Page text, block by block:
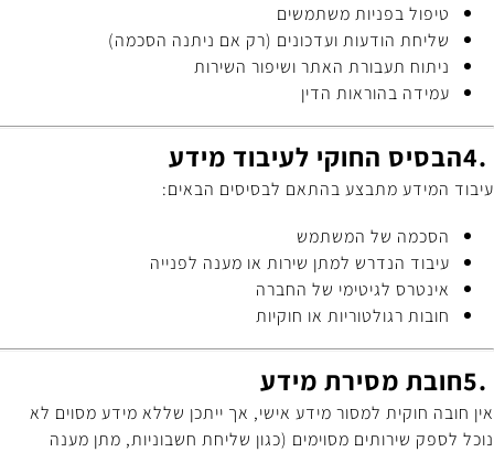
טיפול בפניות משתמשים
שליחת הודעות ועדכונים (רק אם ניתנה הסכמה)
ניתוח תעבורת האתר ושיפור השירות
עמידה בהוראות הדין
4.הבסיס החוקי לעיבוד מידע
עיבוד המידע מתבצע בהתאם לבסיסים הבאים:
הסכמה של המשתמש
עיבוד הנדרש למתן שירות או מענה לפנייה
אינטרס לגיטימי של החברה
חובות רגולטוריות או חוקיות
5.חובת מסירת מידע
אין חובה חוקית למסור מידע אישי, אך ייתכן שללא מידע מסוים לא
נוכל לספק שירותים מסוימים (כגון שליחת חשבוניות, מתן מענה